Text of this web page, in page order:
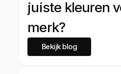
juiste kleuren
merk?
Bekijk blog